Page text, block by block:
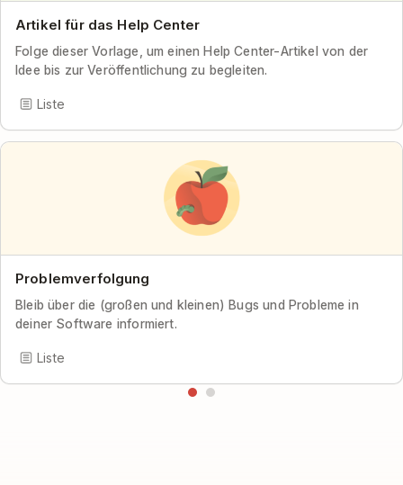
Artikel für das Help Center
Folge dieser Vorlage, um einen Help Center-Artikel von der
Idee bis zur Veröffentlichung zu begleiten.
Liste
Problemverfolgung
Bleib über die (großen und kleinen) Bugs und Probleme in
deiner Software informiert.
Liste